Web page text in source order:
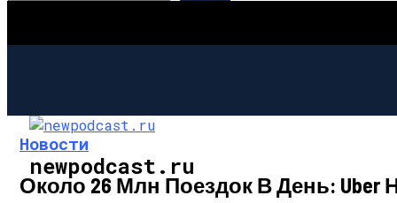
newpodcast.ru
Новости
Около 26 Млн Поездок В День: Uber